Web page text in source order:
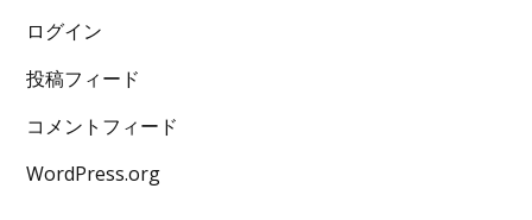
ログイン
投稿フィード
コメントフィード
WordPress.org